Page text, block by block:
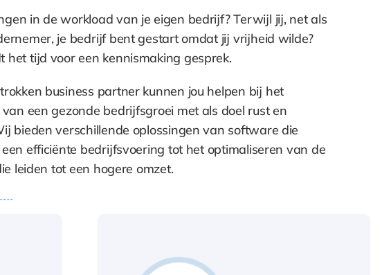
in de workload van je eigen bedrijf? Terwijl jij, net als
je bedrijf bent gestart omdat jij vrijheid wilde?
het tijd voor een kennismaking gesprek.
business partner kunnen jou helpen bij het
een gezonde bedrijfsgroei met als doel rust en
bieden verschillende oplossingen van software die
efficiënte bedrijfsvoering tot het optimaliseren van de
leiden tot een hogere omzet.